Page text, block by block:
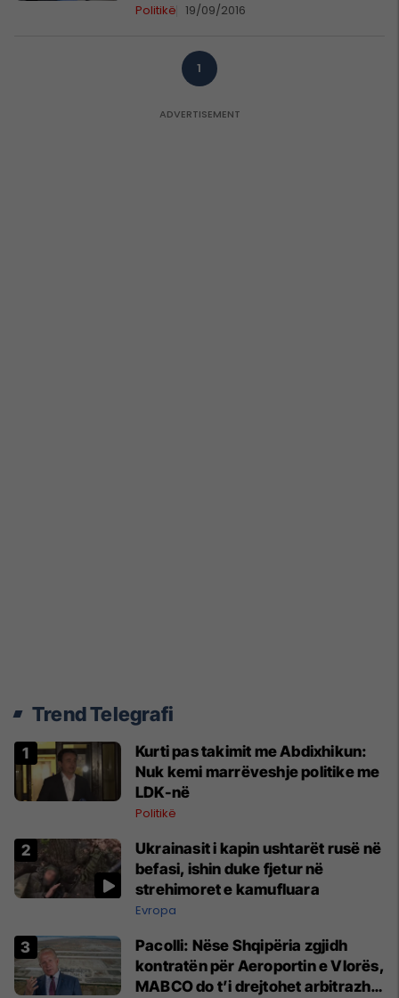
rrëmbimin e Halil Bicajt (Video)
Politikë 19/09/2016
1
Trend Telegrafi
Kurti pas takimit me Abdixhikun:
Nuk kemi marrëveshje politike me
LDK-në
Politikë
Ukrainasit i kapin ushtarët rusë në
befasi, ishin duke fjetur në
strehimoret e kamufluara
Evropa
Pacolli: Nëse Shqipëria zgjidh
kontratën për Aeroportin e Vlorës,
MABCO do t’i drejtohet arbitrazhit